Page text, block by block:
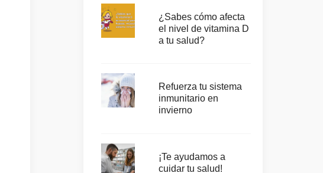
¿Sabes cómo afecta
el nivel de vitamina D
a tu salud?
Refuerza tu sistema
inmunitario en
invierno
¡Te ayudamos a
cuidar tu salud!